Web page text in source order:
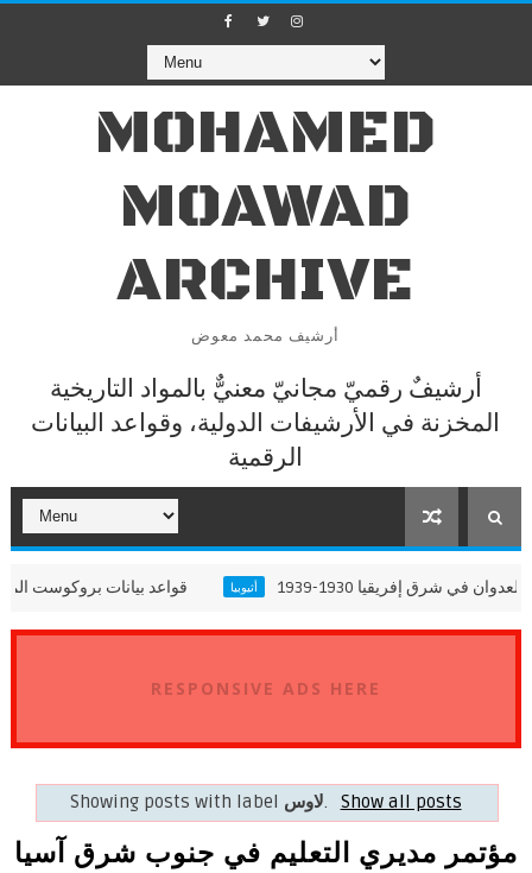
MOHAMED
MOAWAD
ARCHIVE
أرشيف محمد معوض
أرشيفٌ رقميّ مجانيّ معنيٌّ بالمواد التاريخية
المخزنة في الأرشيفات الدولية، وقواعد البيانات
الرقمية
قواعد بيانات أثيوبيا والعدوان في شرق إفريقيا 1930-1939
RESPONSIVE ADS HERE
Showing posts with label لاوس. Show all posts
مؤتمر مديري التعليم في جنوب شرق آسيا